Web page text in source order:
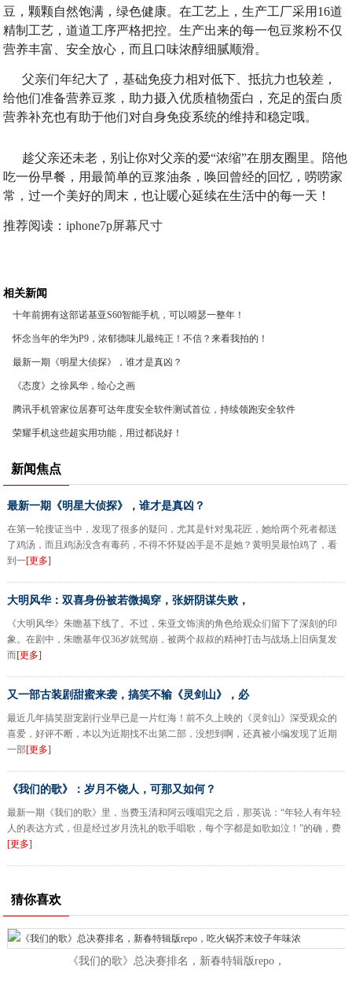
豆，颗颗自然饱满，绿色健康。在工艺上，生产工厂采用 16道
精制工艺，道道工序严格把控。生产出来的每一包豆浆粉不仅
营养丰富、安全放心，而且口味浓醇细腻顺滑。
父亲们年纪大了，基础免疫力相对低下、抵抗力也较差，
给他们准备营养豆浆，助力摄入优质植物蛋白， 充足的蛋白质
营养补充也有助于他们对自身免疫系统的维持和稳定哦。
趁父亲还未老，别让你对父亲的爱“浓缩”在朋友圈里。陪他
吃一份早餐，用最简单的豆浆油条，唤回曾经的回忆，唠唠家
常，过一个美好的周末，也让暖心延续在生活中的每一天！
推荐阅读：iphone7p屏幕尺寸
相关新闻
十年前拥有这部诺基亚S60智能手机，可以嘚瑟一整年！
怀念当年的华为P9，浓郁德味儿最纯正！不信？来看我拍的！
最新一期《明星大侦探》，谁才是真凶？
《态度》之徐凤华，绘心之画
腾讯手机管家位居赛可达年度安全软件测试首位，持续领跑安全软件
行业
荣耀手机这些超实用功能，用过都说好！
新闻焦点
最新一期《明星大侦探》，谁才是真凶？
在第一轮搜证当中，发现了很多的疑问，尤其是针对鬼花匠，她给两个死者都送
了鸡汤，而且鸡汤没含有毒药，不得不怀疑凶手是不是她？黄明昊最怕鸡了，看
到一[更多]
大明风华：双喜身份被若微揭穿，张妍阴谋失败，
《大明风华》朱瞻基下线了。不过，朱亚文饰演的角色给观众们留下了深刻的印
象。在剧中，朱瞻基年仅36岁就驾崩，被两个叔叔的精神打击与战场上旧病复发
而[更多]
又一部古装剧甜蜜来袭，搞笑不输《灵剑山》，必
最近几年搞笑甜宠剧行业早已是一片红海！前不久上映的《灵剑山》深受观众的
喜爱，好评不断，本以为近期找不出第二部，没想到啊，还真被小编发现了近期
一部[更多]
《我们的歌》：岁月不饶人，可那又如何？
最新一期《我们的歌》里，当费玉清和阿云嘎唱完之后，那英说：“年轻人有年轻
人的表达方式，但是经过岁月洗礼的歌手唱歌，每个字都是如歌如泣！”的确，费
[更多]
猜你喜欢
《我们的歌》总决赛排名，新春特辑版repo，